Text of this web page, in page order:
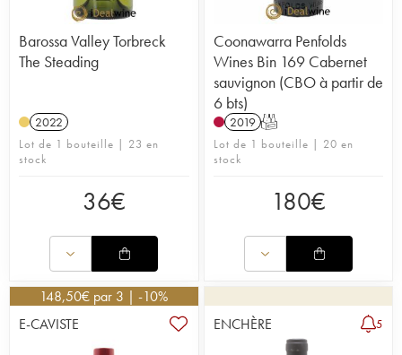
Barossa Valley Torbreck
The Steading
2022
Lot de 1 bouteille | 23 en
stock
36€
Coonawarra Penfolds
Wines Bin 169 Cabernet
sauvignon (CBO à partir de
6 bts)
2019 T
Lot de 1 bouteille | 20 en
stock
180€
148,50€ par 3 | -10%
E-CAVISTE
ENCHÈRE 5